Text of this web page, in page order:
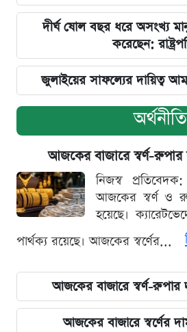
দীর্ঘ ষোল বছর ধরে অসংখ্য
করেছেন:
জুলাইয়ের সাফল্যের দায়িত্ব
অর্থনীতি
আজকের বাজারে স্বর্ণ-
নিজস্ব
আজকের স্বর্ণ ও
হয়েছে।
পার্থক্য রয়েছে। আজকের স্বর্ণের...
আজকের বাজারে স্বর্ণ-
আজকের বাজারে স্বর্ণের